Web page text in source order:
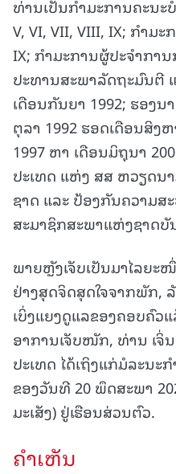
ທ່ານເປັນກຳມະການຄະນ
V, VI, VII, VIII, IX; ກຳມ
IX; ກຳມະການຜູ້ປະຈຳກາ
ປະທານສະພາລັດຖະມົນຕີ
ເດືອນກັນຍາ 1992; ຮອງ
ຕຸລາ 1992 ຮອດເດືອນສິງ
1997 ຫາ ເດືອນມິຖຸນາ
ປະເທດ ແຫ່ງ ສສ ຫວຽດນ
ຊາດ ແລະ ປ້ອງກັນຄວາມສ
ສະມາຊິກສະພາແຫ່ງຊາດບັ
ພາຍຫຼັງເຈັບເປັນມາໄລຍະ
ຢ່າງສຸດຈິດສຸດໃຈຈາກພັກ,
ເບິ່ງແຍງດູແລຂອງຄອບຄົວ
ອາການເຈັບໜັກ, ທ່ານ ເຈິ່
ປະເທດ ໄດ້ເຖິງແກ່ມໍລະນະ
ຂອງວັນທີ 20 ພຶດສະພາ
ມະເສັງ) ຢູ່ເຮືອນສ່ວນຕົວ.
ຄໍາເຫັນ